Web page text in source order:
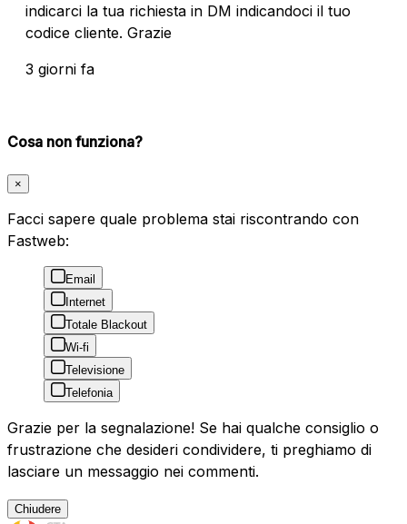
indicarci la tua richiesta in DM indicandoci il tuo
codice cliente. Grazie
3 giorni fa
Cosa non funziona?
×
Facci sapere quale problema stai riscontrando con
Fastweb:
Email
Internet
Totale Blackout
Wi-fi
Televisione
Telefonia
Grazie per la segnalazione! Se hai qualche consiglio o
frustrazione che desideri condividere, ti preghiamo di
lasciare un messaggio nei commenti.
Chiudere